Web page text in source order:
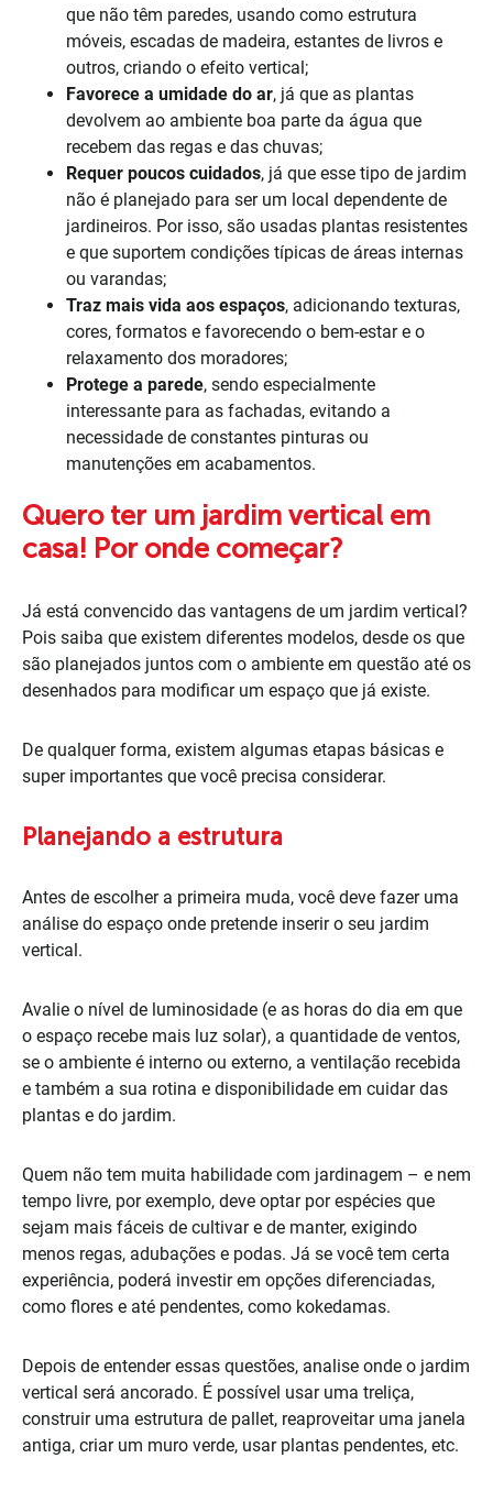
que não têm paredes, usando como estrutura
móveis, escadas de madeira, estantes de livros e
outros, criando o efeito vertical;
Favorece a umidade do ar, já que as plantas
devolvem ao ambiente boa parte da água que
recebem das regas e das chuvas;
Requer poucos cuidados, já que esse tipo de jardim
não é planejado para ser um local dependente de
jardineiros. Por isso, são usadas plantas resistentes
e que suportem condições típicas de áreas internas
ou varandas;
Traz mais vida aos espaços, adicionando texturas,
cores, formatos e favorecendo o bem-estar e o
relaxamento dos moradores;
Protege a parede, sendo especialmente
interessante para as fachadas, evitando a
necessidade de constantes pinturas ou
manutenções em acabamentos.
Quero ter um jardim vertical em
casa! Por onde começar?
Já está convencido das vantagens de um jardim vertical?
Pois saiba que existem diferentes modelos, desde os que
são planejados juntos com o ambiente em questão até os
desenhados para modificar um espaço que já existe.
De qualquer forma, existem algumas etapas básicas e
super importantes que você precisa considerar.
Planejando a estrutura
Antes de escolher a primeira muda, você deve fazer uma
análise do espaço onde pretende inserir o seu jardim
vertical.
Avalie o nível de luminosidade (e as horas do dia em que
o espaço recebe mais luz solar), a quantidade de ventos,
se o ambiente é interno ou externo, a ventilação recebida
e também a sua rotina e disponibilidade em cuidar das
plantas e do jardim.
Quem não tem muita habilidade com jardinagem – e nem
tempo livre, por exemplo, deve optar por espécies que
sejam mais fáceis de cultivar e de manter, exigindo
menos regas, adubações e podas. Já se você tem certa
experiência, poderá investir em opções diferenciadas,
como flores e até pendentes, como kokedamas.
Depois de entender essas questões, analise onde o jardim
vertical será ancorado. É possível usar uma treliça,
construir uma estrutura de pallet, reaproveitar uma janela
antiga, criar um muro verde, usar plantas pendentes, etc.